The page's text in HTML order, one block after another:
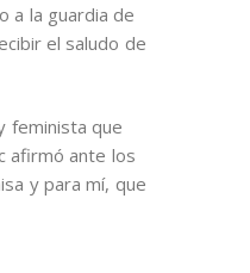
a la guardia de
el saludo de
feminista que
afirmó ante los
y para mí, que